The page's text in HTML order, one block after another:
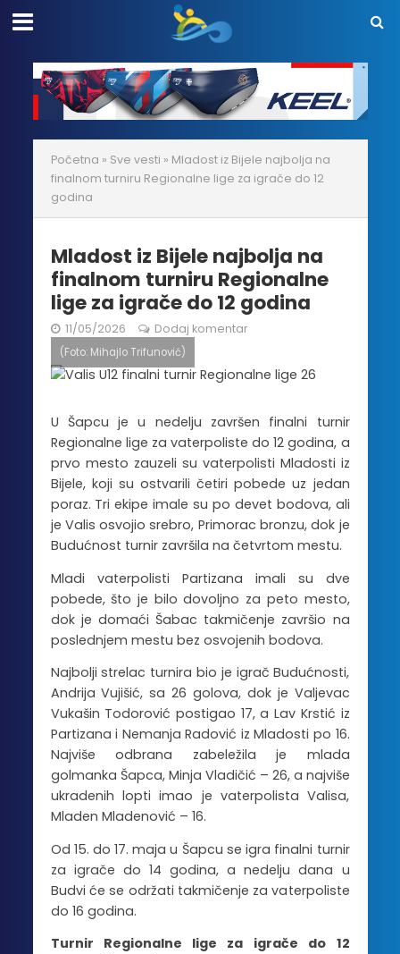
Početna » Sve vesti » Mladost iz Bijele najbolja na
finalnom turniru Regionalne lige za igrače do 12
godina
Mladost iz Bijele najbolja na
finalnom turniru Regionalne
lige za igrače do 12 godina
11/05/2026 Dodaj komentar
(Foto: Mihajlo Trifunović)
U Šapcu je u nedelju završen finalni turnir
Regionalne lige za vaterpoliste do 12 godina, a
prvo mesto zauzeli su vaterpolisti Mladosti iz
Bijele, koji su ostvarili četiri pobede uz jedan
poraz. Tri ekipe imale su po devet bodova, ali
je Valis osvojio srebro, Primorac bronzu, dok je
Budućnost turnir završila na četvrtom mestu.
Mladi vaterpolisti Partizana imali su dve
pobede, što je bilo dovoljno za peto mesto,
dok je domaći Šabac takmičenje završio na
poslednjem mestu bez osvojenih bodova.
Najbolji strelac turnira bio je igrač Budućnosti,
Andrija Vujišić, sa 26 golova, dok je Valjevac
Vukašin Todorović postigao 17, a Lav Krstić iz
Partizana i Nemanja Radović iz Mladosti po 16.
Najviše odbrana zabeležila je mlada
golmanka Šapca, Minja Vladičić – 26, a najviše
ukradenih lopti imao je vaterpolista Valisa,
Mladen Mladenović – 16.
Od 15. do 17. maja u Šapcu se igra finalni turnir
za igrače do 14 godina, a nedelju dana u
Budvi će se održati takmičenje za vaterpoliste
do 16 godina.
Turnir Regionalne lige za igrače do 12